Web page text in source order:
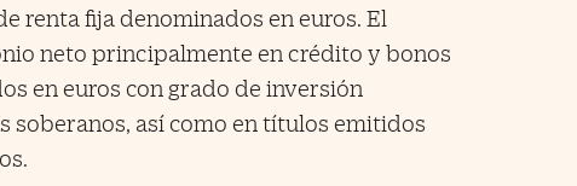
renta fija denominados en euros. El
neto principalmente en crédito y bonos
en euros con grado de inversión
soberanos, así como en títulos emitidos